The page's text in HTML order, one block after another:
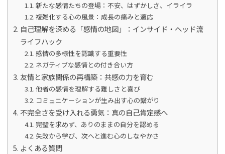
新たな感情たちの登場：不安、はずかしさ、イライラ
複雑化する心の風景：成長の痛みと適応
自己理解を深める「感情の地図」：インサイド・ヘッド流
ライフハック
感情の多様性を認識する重要性
ネガティブな感情との付き合い方
友情と家族関係の再構築：共感の力を育む
他者の感情を理解する難しさと喜び
コミュニケーションが生み出す心の繋がり
不完全さを受け入れる勇気：真の自己肯定感へ
完璧を求めず、ありのままの自分を認める
失敗から学び、次へと進む心のしなやかさ
よくある質問